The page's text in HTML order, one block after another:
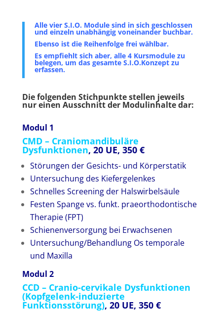
Alle vier S.I.O. Module sind in sich geschlossen
und einzeln unabhängig voneinander buchbar.
Ebenso ist die Reihenfolge frei wählbar.
Es empfiehlt sich aber, alle 4 Kursmodule zu
belegen, um das gesamte S.I.O.Konzept zu
erfassen.
Die folgenden Stichpunkte stellen jeweils
nur einen Ausschnitt der Modulinhalte dar:
Modul 1
CMD – Craniomandibuläre
Dysfunktionen, 20 UE, 350 €
Störungen der Gesichts- und Körperstatik
Untersuchung des Kiefergelenkes
Schnelles Screening der Halswirbelsäule
Festen Spange vs. funkt. praeorthodontische
Therapie (FPT)
Schienenversorgung bei Erwachsenen
Untersuchung/Behandlung Os temporale
und Maxilla
Modul 2
CCD – Cranio-cervikale Dysfunktionen
(Kopfgelenk-induzierte
Funktionsstörung), 20 UE, 350 €